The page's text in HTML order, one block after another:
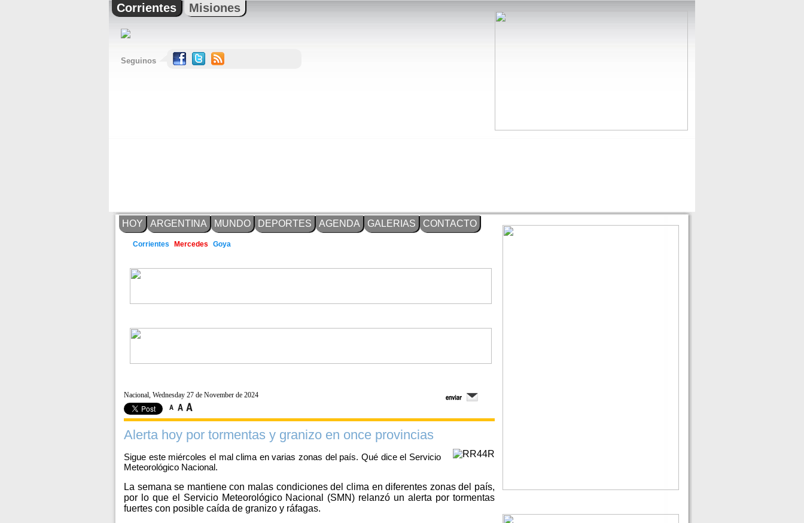
Corrientes Misiones
Seguinos
HOY ARGENTINA MUNDO DEPORTES AGENDA GALERIAS CONTACTO
Corrientes Mercedes Goya
Nacional, Wednesday 27 de November de 2024
Alerta hoy por tormentas y granizo en once provincias
Sigue este miércoles el mal clima en varias zonas del país. Qué dice el Servicio
Meteorológico Nacional.
La semana se mantiene con malas condiciones del clima en diferentes zonas del país,
por lo que el Servicio Meteorológico Nacional (SMN) relanzó un alerta por tormentas
fuertes con posible caída de granizo y ráfagas.